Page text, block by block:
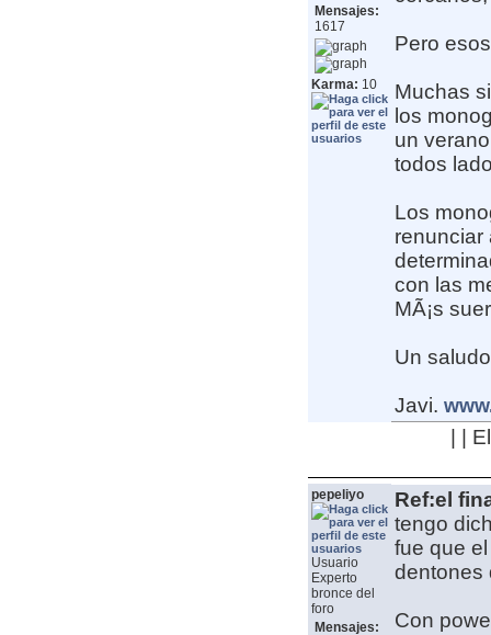
Mensajes:
1617
Karma: 10
Pero
Muchas
los
un
todos
Los
renunciar
con las
MÃ¡s
Un
Javi.
| |
pepeliyo
Usuario
Experto
bronce del
foro
Mensajes:
Ref:el
tengo
fue que
dentones
Con